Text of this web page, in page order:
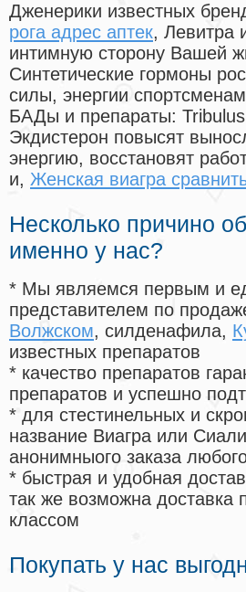
Дженерики известных
рога адрес аптек, Левитра
интимную сторону Вашей
Синтетические гормоны
силы, энергии
БАДы и препараты:
Экдистерон повысят
энергию, восстановят
и, Женская виагра
Несколько причино
именно у нас?
* Мы являемся первым и
представителем по
Волжском, силденафила,
известных препаратов
* качество препаратов
препаратов и успешно
* для стестинельных и
название Виагра или
анонимныого заказа
* быстрая и удобная
так же возможна доставка
классом
Покупать у нас